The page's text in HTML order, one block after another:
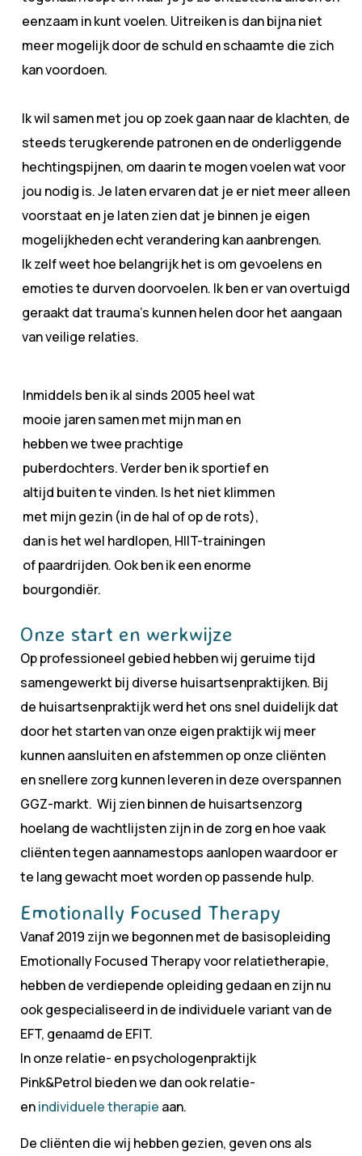
eenzaam in kunt voelen. Uitreiken is dan bijna niet
meer mogelijk door de schuld en schaamte die zich
kan voordoen.
Ik wil samen met jou op zoek gaan naar de klachten, de
steeds terugkerende patronen en de onderliggende
hechtingspijnen, om daarin te mogen voelen wat voor
jou nodig is. Je laten ervaren dat je er niet meer alleen
voorstaat en je laten zien dat je binnen je eigen
mogelijkheden echt verandering kan aanbrengen.
Ik zelf weet hoe belangrijk het is om gevoelens en
emoties te durven doorvoelen. Ik ben er van overtuigd
geraakt dat trauma’s kunnen helen door het aangaan
van veilige relaties.
Inmiddels ben ik al sinds 2005 heel wat
mooie jaren samen met mijn man en
hebben we twee prachtige
puberdochters. Verder ben ik sportief en
altijd buiten te vinden. Is het niet klimmen
met mijn gezin (in de hal of op de rots),
dan is het wel hardlopen, HIIT-trainingen
of paardrijden. Ook ben ik een enorme
bourgondiër.
Onze start en werkwijze
Op professioneel gebied hebben wij geruime tijd
samengewerkt bij diverse huisartsenpraktijken. Bij
de huisartsenpraktijk werd het ons snel duidelijk dat
door het starten van onze eigen praktijk wij meer
kunnen aansluiten en afstemmen op onze cliënten
en snellere zorg kunnen leveren in deze overspannen
GGZ-markt. Wij zien binnen de huisartsenzorg
hoelang de wachtlijsten zijn in de zorg en hoe vaak
cliënten tegen aannamestops aanlopen waardoor er
te lang gewacht moet worden op passende hulp.
Emotionally Focused Therapy
Vanaf 2019 zijn we begonnen met de basisopleiding
Emotionally Focused Therapy voor relatietherapie,
hebben de verdiepende opleiding gedaan en zijn nu
ook gespecialiseerd in de individuele variant van de
EFT, genaamd de EFIT.
In onze relatie- en psychologenpraktijk
Pink&Petrol bieden we dan ook relatie-
enindividuele therapie aan.
De cliënten die wij hebben gezien, geven ons als